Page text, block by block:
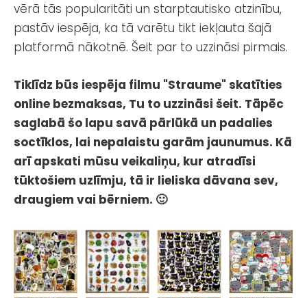
vērā tās popularitāti un starptautisko atzinību,
pastāv iespēja, ka tā varētu tikt iekļauta šajā
platformā nākotnē. Šeit par to uzzināsi pirmais.
Tiklīdz būs iespēja filmu "Straume" skatīties
online bezmaksas, Tu to uzzināsi šeit. Tāpēc
saglabā šo lapu savā pārlūkā un padalies
soctīklos, lai nepalaistu garām jaunumus. Kā
arī apskati mūsu veikaliņu, kur atradīsi
tūktošiem uzlīmju, tā ir lieliska dāvana sev,
draugiem vai bērniem. 🙂